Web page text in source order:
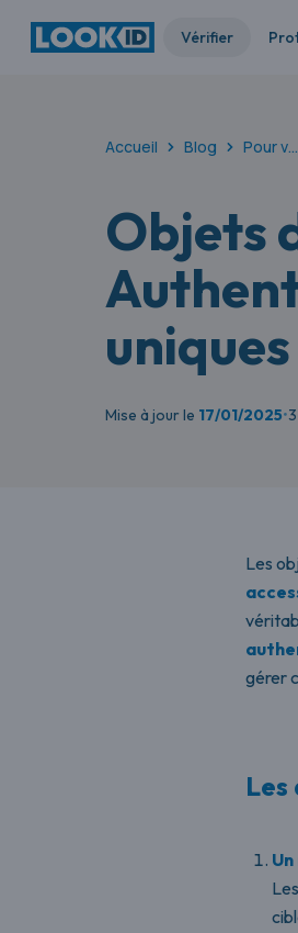
Vérifier
Accueil Blog Pour vos différentes catégories d'objets : préserver, authentifier, assurer et valoriser
Objets
Mise à jour le 17/01/2025•
Les
gérer
Les